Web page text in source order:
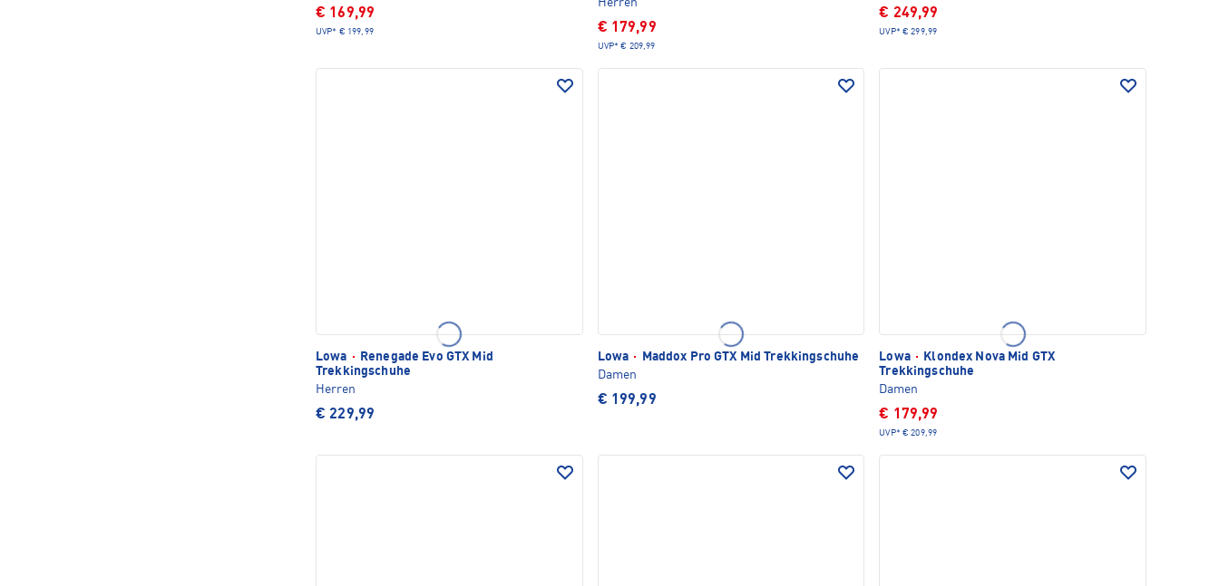
€ 169,99
UVP* € 199,99
Herren
€ 179,99
UVP* € 209,99
€ 249,99
UVP* € 299,99
Lowa ·
Renegade Evo GTX Mid
Trekkingschuhe
Herren
€ 229,99
Lowa ·
Maddox Pro GTX Mid Trekkingschuhe
Damen
€ 199,99
Lowa ·
Klondex Nova Mid GTX
Trekkingschuhe
Damen
€ 179,99
UVP* € 209,99